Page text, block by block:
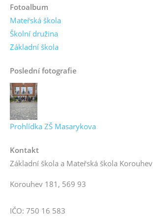
Fotoalbum
Mateřská škola
Školní družina
Základní škola
Poslední fotografie
Prohlídka ZŠ Masarykova
Kontakt
Základní škola a Mateřská škola Korouhev
Korouhev 181, 569 93
IČO: 750 16 583